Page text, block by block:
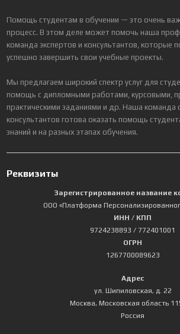
Помощь студентам в обучении — это очень
процесс. В этом деле может помочь наша
команда экспертов и консультантов, которые
успешно завершить свои учебные проекты.
Мы предлагаем широкий спектр услуг для
помощь с дипломными работами, курсовыми,
практическими заданиями и др. Наша команда
консультантов готова оказать помощь
знаний и на разных этапах обучения.
Реквизиты
Зарегистрированное название
ООО «Платформа
ИНН / КПП
9724238893 / 772401001
ОГРН
1267700089623
Адрес
ул. Шипиловская, д. 22
Москва, Московская область
Россия